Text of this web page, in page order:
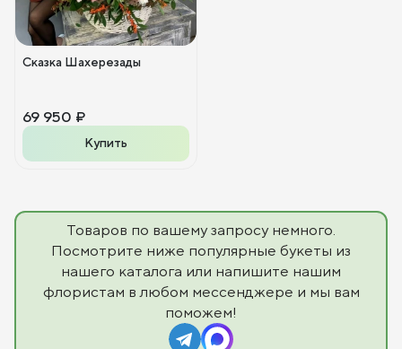
Сказка Шахерезады
69 950 ₽
Купить
Товаров по вашему запросу немного.
Посмотрите ниже популярные букеты из
нашего каталога или напишите нашим
флористам в любом мессенджере и мы вам
поможем!